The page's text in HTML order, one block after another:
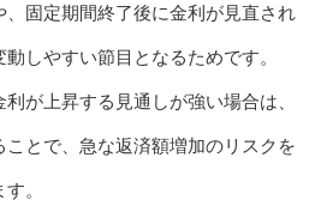
固定期間終了後に金利が見直され
しやすい節目となるためです。
が上昇する見通しが強い場合は、
とで、急な返済額増加のリスクを
。